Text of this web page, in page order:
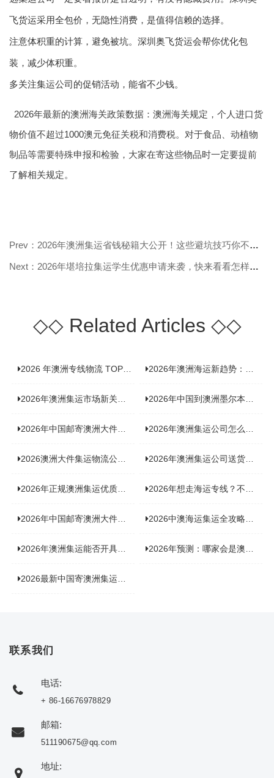
飞货运采用全包价，无隐性消费，是值得信赖的选择。
注意体积重的计算，避免被坑。深圳奥飞货运会帮你优化包
装，减少体积重。
多关注集运公司的促销活动，能省不少钱。
2026年最新的澳洲海关政策数据：澳洲海关规定，个人进口货
物价值不超过1000澳元免征关税和消费税。对于食品、动植物
制品等需要特殊申报和检验，大家在寄这些物品时一定要提前
了解相关规定。
Prev：2026年澳洲集运省钱秘籍大公开！这些避坑技巧你不能错过！
Next：2026年堪培拉集运学生优惠申请来袭，快来看看怎样抓住福利！
◇◇Related Articles ◇◇
2026 年澳洲专线物流 TOP10 测评：合规、时效、价格全维度对比 2026年澳洲海运新趋势：大件家具运输有何独特门道？
2026年澳洲集运市场新关注：到底该如何精准计算体积重？ 2026年中国到澳洲墨尔本海运专线，背后隐藏哪些物流新机遇？
2026年中国邮寄澳洲大件运输攻略，快速安全送达的秘诀大揭秘！ 2026年澳洲集运公司怎么选？个人用户与跨境商家避坑全攻略
2026澳洲大件集运物流公司全景分析：市场趋势、选型逻辑与品牌适配 2026年澳洲集运公司送货上门服务哪家好：靠谱品牌选型指南
2026年正规澳洲集运优质供应商盘点：价格透明，无套路不踩坑 2026年想走海运专线？不容错过的达尔文集运海运专线推荐！
2026年中国邮寄澳洲大件运输新趋势，究竟藏着哪些惊喜？ 2026中澳海运集运全攻略，拼箱 / 整柜怎么选？价格、时效、避坑指南
2026年澳洲集运能否开具增值税发票？你关心的答案来了！ 2026年预测：哪家会是澳洲集运里差评最多的“众矢之的”？
2026最新中国寄澳洲集运公司排名：哪家寄家具最可靠且性价比高？
联系我们
电话:
+ 86-16676978829
邮箱:
511190675@qq.com
地址: